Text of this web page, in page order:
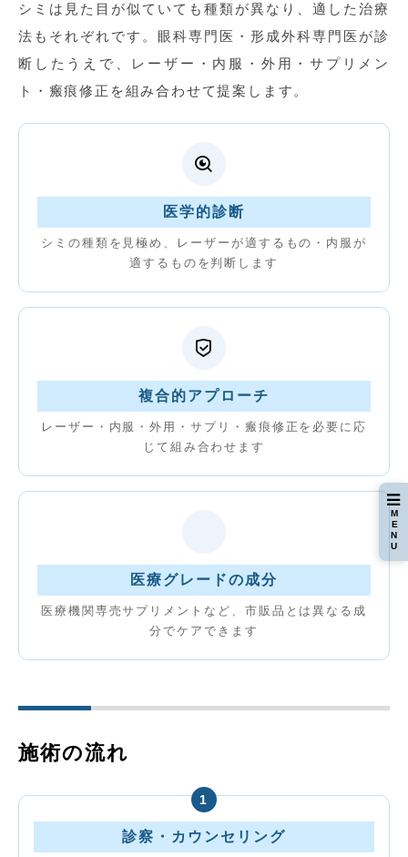
シミは見た目が似ていても種類が異なり、適した治療
法もそれぞれです。眼科専門医・形成外科専門医が診
断したうえで、レーザー・内服・外用・サプリメン
ト・瘢痕修正を組み合わせて提案します。
医学的診断
シミの種類を見極め、レーザーが適するもの・内服が
適するものを判断します
複合的アプローチ
レーザー・内服・外用・サプリ・瘢痕修正を必要に応
じて組み合わせます
医療グレードの成分
医療機関専売サプリメントなど、市販品とは異なる成
分でケアできます
施術の流れ
1
診察・カウンセリング
MENU
シミ取りレーザー
サプリメント
当院の特徴
施術の流れ